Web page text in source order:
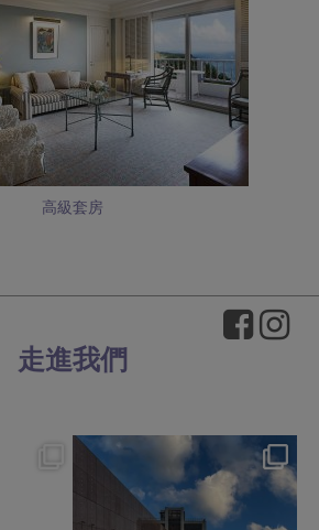
高級套房
走進我們
okura_hotels
211